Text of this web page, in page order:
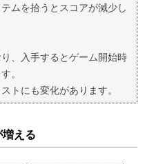
ムを拾うとスコアが減少し
、入手するとゲーム開始時
。
トにも変化があります。
える